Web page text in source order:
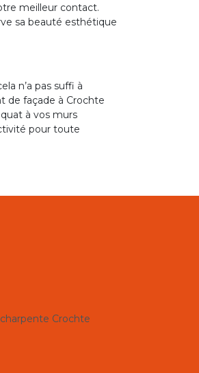
meilleur contact.
sa beauté esthétique
n’a pas suffi à
de façade à Crochte
à vos murs
pour toute
Crochte